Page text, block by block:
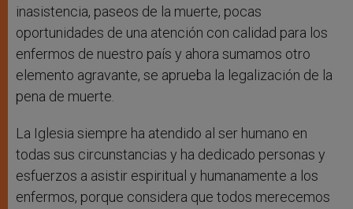
inasistencia, paseos de la muerte, pocas
oportunidades de una atención con calidad para los
enfermos de nuestro país y ahora sumamos otro
elemento agravante, se aprueba la legalización de la
pena de muerte.
La Iglesia siempre ha atendido al ser humano en
todas sus circunstancias y ha dedicado personas y
esfuerzos a asistir espiritual y humanamente a los
enfermos, porque considera que todos merecemos